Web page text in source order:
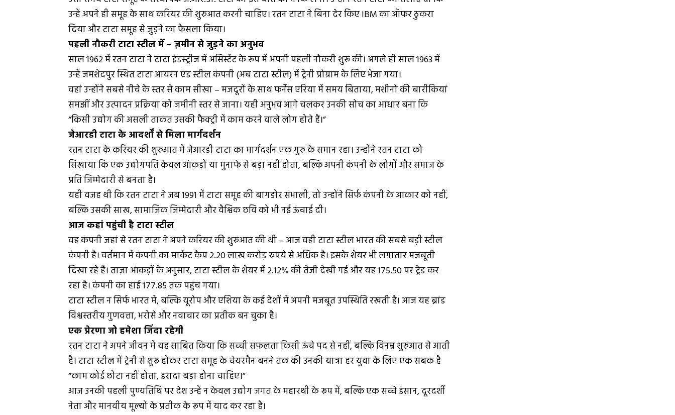
उन्हें अपने ही समूह के साथ करियर की शुरुआत करनी चाहिए। रतन टाटा ने बिना देर किए IBM का ऑफर ठुकरा
दिया और टाटा समूह से जुड़ने का फैसला किया।
पहली नौकरी टाटा स्टील में – ज़मीन से जुड़ने का अनुभव
साल 1962 में रतन टाटा ने टाटा इंडस्ट्रीज में असिस्टेंट के रूप में अपनी पहली नौकरी शुरू की। अगले ही साल 1963 में
उन्हें जमशेदपुर स्थित टाटा आयरन एंड स्टील कंपनी (अब टाटा स्टील) में ट्रेनी प्रोग्राम के लिए भेजा गया।
वहां उन्होंने सबसे नीचे के स्तर से काम सीखा – मजदूरों के साथ फर्नेस एरिया में समय बिताया, मशीनों की बारीकियां
समझीं और उत्पादन प्रक्रिया को जमीनी स्तर से जाना। यही अनुभव आगे चलकर उनकी सोच का आधार बना कि
“किसी उद्योग की असली ताकत उसकी फैक्ट्री में काम करने वाले लोग होते हैं।”
जेआरडी टाटा के आदर्शों से मिला मार्गदर्शन
रतन टाटा के करियर की शुरुआत में जेआरडी टाटा का मार्गदर्शन एक गुरु के समान रहा। उन्होंने रतन टाटा को
सिखाया कि एक उद्योगपति केवल आंकड़ों या मुनाफे से बड़ा नहीं होता, बल्कि अपनी कंपनी के लोगों और समाज के
प्रति जिम्मेदारी से बनता है।
यही वजह थी कि रतन टाटा ने जब 1991 में टाटा समूह की बागडोर संभाली, तो उन्होंने सिर्फ कंपनी के आकार को नहीं,
बल्कि उसकी साख, सामाजिक जिम्मेदारी और वैश्विक छवि को भी नई ऊंचाई दी।
आज कहां पहुंची है टाटा स्टील
वह कंपनी जहां से रतन टाटा ने अपने करियर की शुरुआत की थी – आज वही टाटा स्टील भारत की सबसे बड़ी स्टील
कंपनी है। वर्तमान में कंपनी का मार्केट कैप 2.20 लाख करोड़ रुपये से अधिक है। इसके शेयर भी लगातार मजबूती
दिखा रहे हैं। ताज़ा आंकड़ों के अनुसार, टाटा स्टील के शेयर में 2.12% की तेजी देखी गई और यह ₹175.50 पर ट्रेड कर
रहा है। कंपनी का हाई ₹177.85 तक पहुंच गया।
टाटा स्टील न सिर्फ भारत में, बल्कि यूरोप और एशिया के कई देशों में अपनी मजबूत उपस्थिति रखती है। आज यह ब्रांड
विश्वस्तरीय गुणवत्ता, भरोसे और नवाचार का प्रतीक बन चुका है।
एक प्रेरणा जो हमेशा जिंदा रहेगी
रतन टाटा ने अपने जीवन में यह साबित किया कि सच्ची सफलता किसी ऊंचे पद से नहीं, बल्कि विनम्र शुरुआत से आती
है। टाटा स्टील में ट्रेनी से शुरू होकर टाटा समूह के चेयरमैन बनने तक की उनकी यात्रा हर युवा के लिए एक सबक है
“काम कोई छोटा नहीं होता, इरादा बड़ा होना चाहिए।”
आज उनकी पहली पुण्यतिथि पर देश उन्हें न केवल उद्योग जगत के महारथी के रूप में, बल्कि एक सच्चे इंसान, दूरदर्शी
नेता और मानवीय मूल्यों के प्रतीक के रूप में याद कर रहा है।